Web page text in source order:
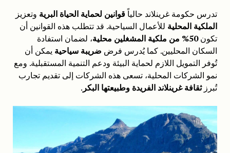
تدرس حكومة غرينلاند حالياًقوانين لحماية الحياة البرية وتعزيز
الملكية المحلية للأعمال السياحية. قد تتطلب هذه القوانين أن
تكون50% من ملكية المشغلين محلية
، لضمان استفادة
السكان المحليين. كما يُدرس فرض ضريبة سياحية يمكن أن
تُوفر التمويل اللازم لحماية البيئة ودعم التنمية المستقبلية. ومع
نمو الشركات المحلية، تسعى هذه الشركات إلى تقديم تجارب
تُبرزثقافة غرينلاند الفريدة وطبيعتها البكر .